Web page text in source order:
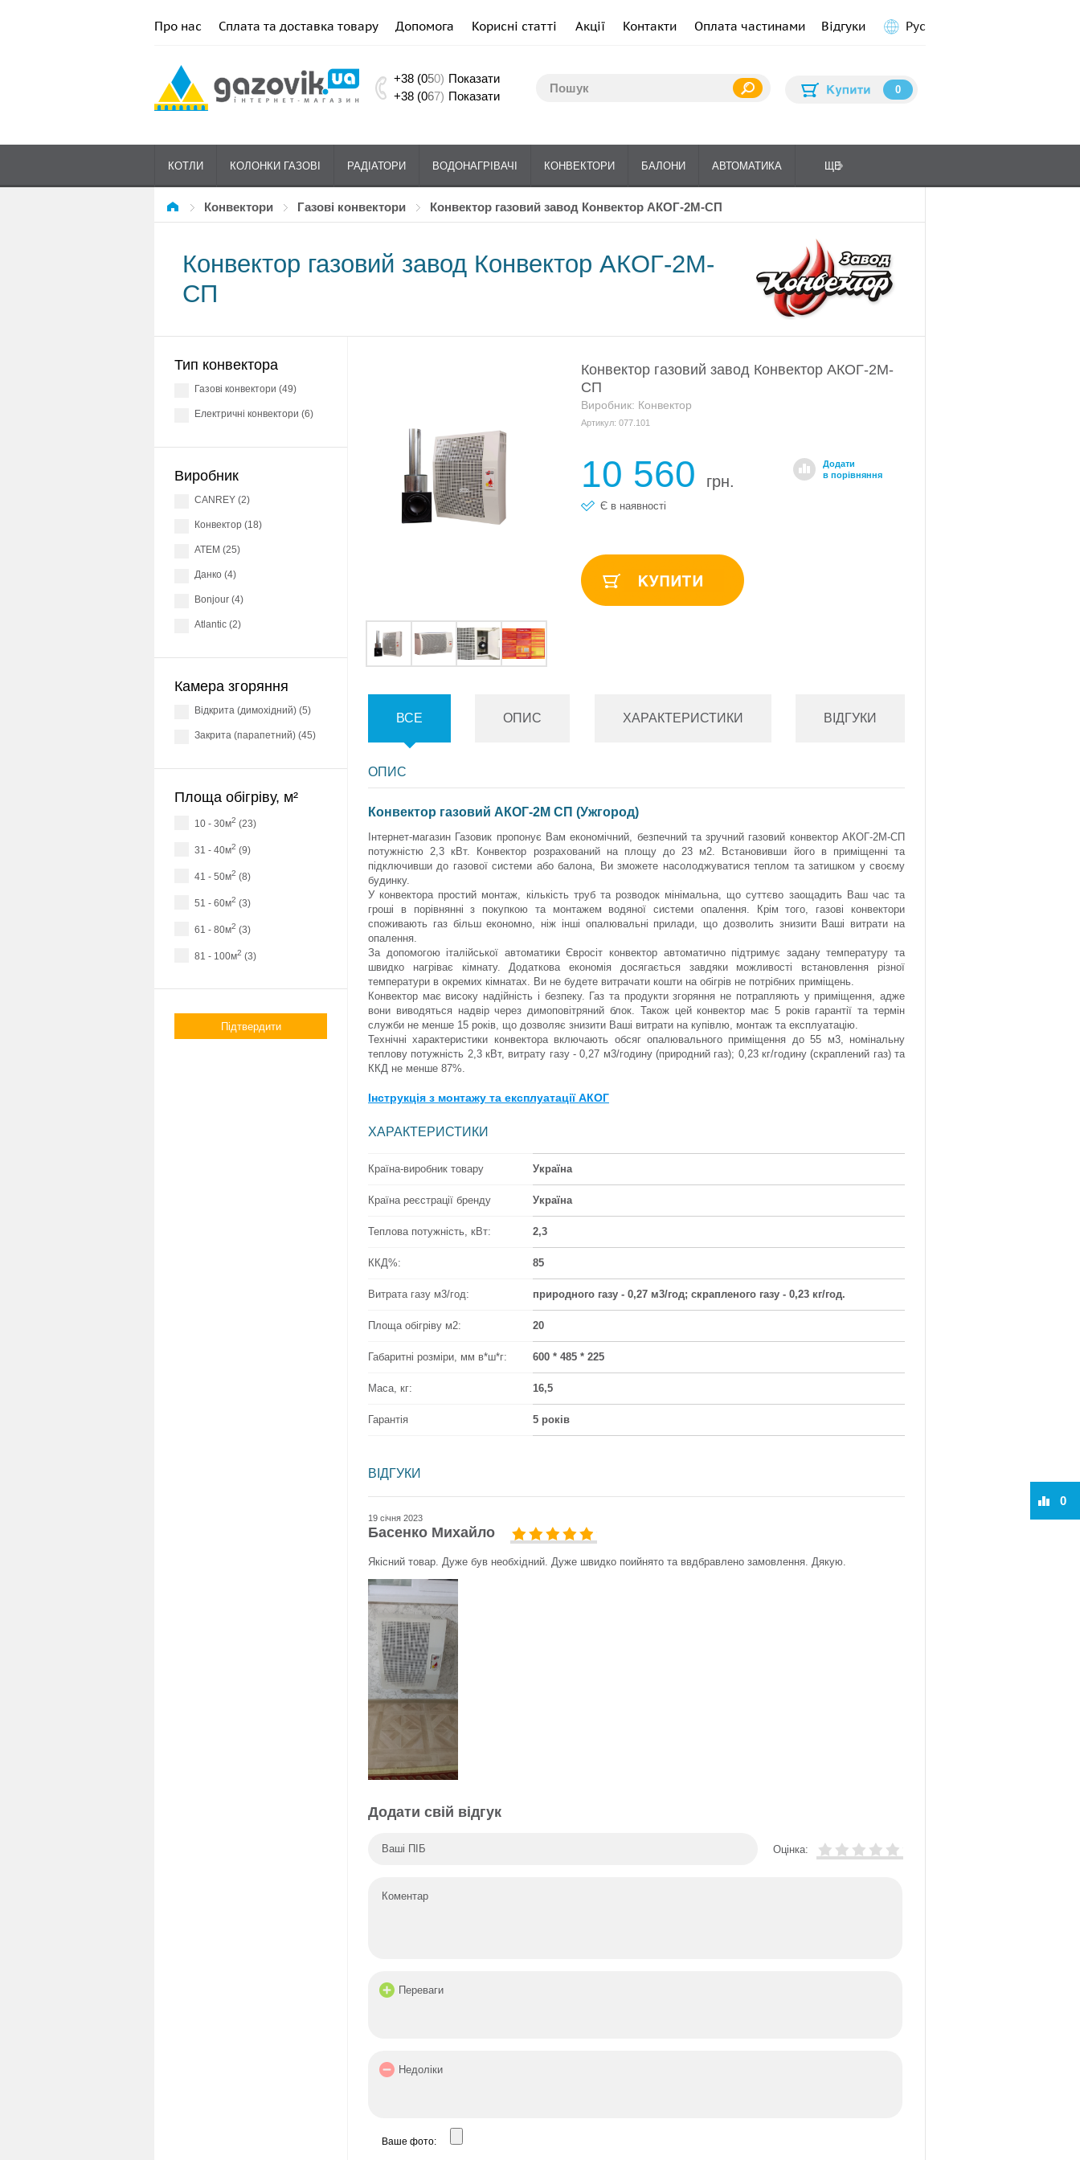
Про нас Сплата та доставка товару Допомога Корисні статті Акції Контакти Оплата частинами Відгуки Рус
+38 (050) Показати
+38 (067) Показати 0
КОТЛИ КОЛОНКИ ГАЗОВІ РАДІАТОРИ ВОДОНАГРІВАЧІ КОНВЕКТОРИ БАЛОНИ АВТОМАТИКА ЩЕ
Конвектори Газові конвектори Конвектор газовий завод Конвектор АКОГ-2М-СП
Конвектор газовий завод Конвектор АКОГ-2М-
СП
Тип конвектора
Газові конвектори (49)
Електричні конвектори (6)
Виробник
CANREY (2)
конвектор (18)
АТЕМ (25)
Данко (4)
Bonjour (4)
Atlantic (2)
Камера згоряння
Відкрита (димохідний) (5)
Закрита (парапетний) (45)
Площа обігріву, м²
10 - 30м2 (23)
31 - 40м2 (9)
41 - 50м2 (8)
51 - 60м2 (3)
61 - 80м2 (3)
81 - 100м2 (3)
Підтвердити
Конвектор газовий завод Конвектор АКОГ-2М-
СП
Виробник: Конвектор
Артикул: 077.101
10 560 грн.
Є в наявності
Додати
в порівняння
ВСЕ ОПИС ХАРАКТЕРИСТИКИ ВІДГУКИ
ОПИС
Конвектор газовий АКОГ-2М СП (Ужгород)
нтернет-магазин Газовик пропонує Вам економічний, безпечний та зручний газовий конвектор АКОГ-2М-СП
потужністю 2,3 кВт. Конвектор розрахований на площу до 23 м2. Встановивши його в приміщенні та
підключивши до газової системи або балона, Ви зможете насолоджуватися теплом та затишком у своєму
будинку.
У конвектора простий монтаж, кількість труб та розводок мінімальна, що суттєво заощадить Ваш час та
гроші в порівнянні з покупкою та монтажем водяної системи опалення. Крім того, газові конвектори
споживають газ більш економно, ніж інші опалювальні прилади, що дозволить знизити Ваші витрати на
опалення.
За допомогою італійської автоматики Євросіт конвектор автоматично підтримує задану температуру та
швидко нагріває кімнату. Додаткова економія досягається завдяки можливості встановлення різної
температури в окремих кімнатах. Ви не будете витрачати кошти на обігрів не потрібних приміщень.
Конвектор має високу надійність і безпеку. Газ та продукти згоряння не потрапляють у приміщення, адже
вони виводяться надвір через димоповітряний блок. Також цей конвектор має 5 років гарантії та термін
служби не менше 15 років, що дозволяє знизити Ваші витрати на купівлю, монтаж та експлуатацію.
Технічні характеристики конвектора включають обсяг опалювального приміщення до 55 м3, номінальну
теплову потужність 2,3 кВт, витрату газу - 0,27 м3/годину (природний газ); 0,23 кг/годину (скраплений газ) та
ККД не менше 87%.
Інструкція з монтажу та експлуатації АКОГ
ХАРАКТЕРИСТИКИ
Країна-виробник товару Україна
Країна реєстрації бренду Україна
Теплова потужність, кВт: 2,3
ККД%: 85
Витрата газу м3/год: природного газу - 0,27 м3/год; скрапленого газу - 0,23 кг/год.
Площа обігріву м2: 20
Габаритні розміри, мм в*ш*г: 600 * 485 * 225
Маса, кг: 16,5
Гарантія 5 років
ВІДГУКИ
19 січня 2023
Басенко Михайло
Якісний товар. Дуже був необхідний. Дуже швидко поийнято та ввдбравлено замовлення. Дякую.
Додати свій відгук
Оцінка:
Ваше фото:
0